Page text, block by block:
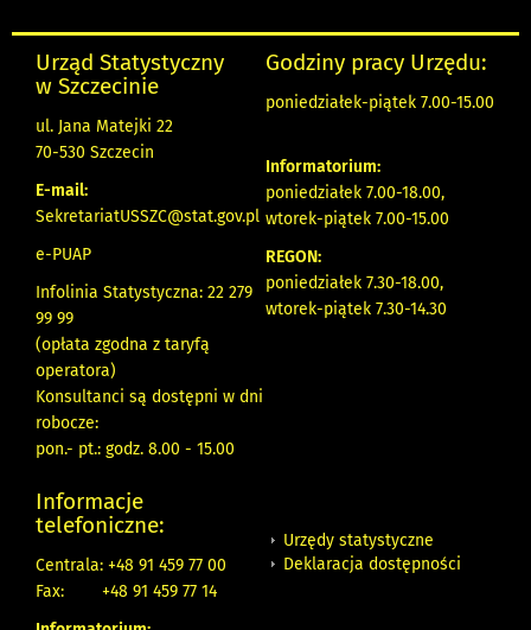
Urząd Statystyczny
w Szczecinie
ul. Jana Matejki 22
70-530 Szczecin
E-mail:
SekretariatUSSZC@stat.gov.pl
e-PUAP
Infolinia Statystyczna: 22 279
99 99
(opłata zgodna z taryfą
operatora)
Konsultanci są dostępni w dni
robocze:
pon.- pt.: godz. 8.00 - 15.00
Godziny pracy Urzędu:
poniedziałek-piątek 7.00-15.00
Informatorium:
poniedziałek 7.00-18.00,
wtorek-piątek 7.00-15.00
REGON:
poniedziałek 7.30-18.00,
wtorek-piątek 7.30-14.30
Informacje
telefoniczne:
Centrala: +48 91 459 77 00
Fax:
+48 91 459 77 14
Urzędy statystyczne
Deklaracja dostępności